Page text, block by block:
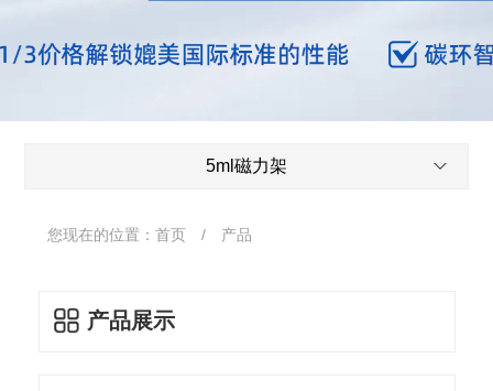
5ml磁力架
您现在的位置： 首页/ 产品
产品展示